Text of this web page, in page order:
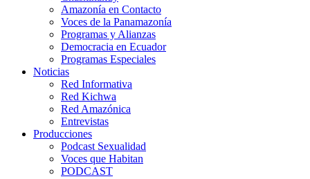
Amazonía en Contacto
Voces de la Panamazonía
Programas y Alianzas
Democracia en Ecuador
Programas Especiales
Noticias
Red Informativa
Red Kichwa
Red Amazónica
Entrevistas
Producciones
Podcast Sexualidad
Voces que Habitan
PODCAST